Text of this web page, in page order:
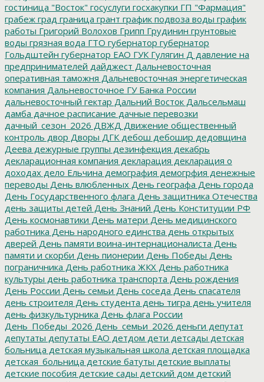
гостиница "Восток" госуслуги госхакупки ГП "Фармация"
грабеж град граница грант график подвоза воды график
работы Григорий Волохов Грипп Грудинин грунтовые
воды грязная вода ГТО губернатор губернатор
Гольдштейн губернатор ЕАО ГУК Гулягин Д давление на
предпринимателей дайджест Дальневосточная
оперативная таможня Дальневосточная энергетическая
компания Дальневосточное ГУ Банка России
дальневосточный гектар Дальний Восток Дальсельмаш
дамба дачное расписание дачные перевозки
дачный_сезон_2026 ДВЖД Движение общественный
контроль двор Дворы ДГК дебош дебошир дедовщина
Деева дежурные группы дезинфекция декабрь
декларационная компания декларация декларация о
доходах дело Ельчина демография демогрфия денежные
переводы День влюбленных День географа День города
День Государственного флага День защитника Отечества
день защиты детей День Знаний День Конституции РФ
День космонавтики День матери День медицинского
работника День народного единства день открытых
дверей День памяти воина-интернационалиста День
памяти и скорби День пионерии День Победы День
пограничника День работника ЖКХ День работника
культуры день работника транспорта День рождения
День России День семьи День соседа День спасателя
день строителя День студента день тигра день учителя
день физкультурника День флага России
День_Победы_2026 День_семьи_2026 деньги депутат
депутаты депутаты ЕАО детдом дети детсады детская
больница детская музыкальная школа детская площадка
детская_больница детские батуты детские выплаты
детские пособия детские сады детский дом детский